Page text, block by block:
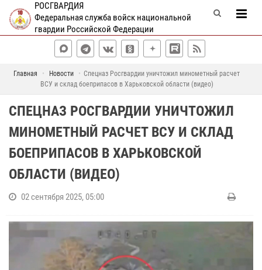
РОСГВАРДИЯ
Федеральная служба войск национальной
гвардии Российской Федерации
Главная Новости
Спецназ Росгвардии уничтожил минометный расчет
ВСУ и склад боеприпасов в Харьковской области (видео)
СПЕЦНАЗ РОСГВАРДИИ УНИЧТОЖИЛ
МИНОМЕТНЫЙ РАСЧЕТ ВСУ И СКЛАД
БОЕПРИПАСОВ В ХАРЬКОВСКОЙ
ОБЛАСТИ (ВИДЕО)
02 сентября 2025, 05:00